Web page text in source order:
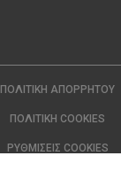
ΠΟΛΙΤΙΚΉ ΑΠΟΡΡΉΤΟΥ
ΠΟΛΙΤΙΚΉ COOKIES
ΡΥΘΜΊΣΕΙΣ COOKIES